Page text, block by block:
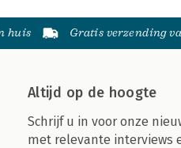
huis Gratis verzending
Altijd op de hoogte
Schrijf u in voor onze
met relevante interviews